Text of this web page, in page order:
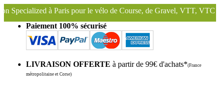
pour le vélo de Course, de Gravel, VTT, VTC ...
Nous
Paiement 100% sécurisé
LIVRAISON OFFERTE à partir de 99€ d'achats*(France
métropolitaine et Corse)